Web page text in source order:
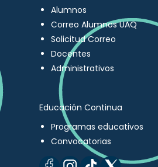
Alumnos
Correo Alumnos UAQ
Solicitud Correo
Docentes
Administrativos
Educación Continua
Programas educativos
Convocatorias